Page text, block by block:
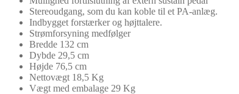
Stereoudgang, som du kan koble til et PA-anlæg.
Indbygget forstærker og højttalere.
Strømforsyning medfølger
Bredde 132 cm
Dybde 29,5 cm
Højde 76,5 cm
Nettovægt 18,5 Kg
Vægt med embalage 29 Kg